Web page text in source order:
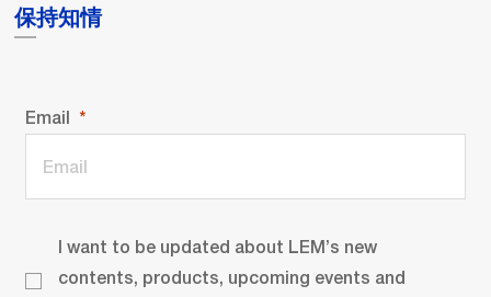
保持知情
Email
I want to be updated about LEM’s new
contents, products, upcoming events and